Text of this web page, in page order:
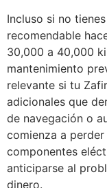
Incluso si no
recomendable
30,000 a 40,000
mantenimiento
relevante si tu
adicionales que
de navegación o
comienza a
componentes
anticiparse al
dinero.